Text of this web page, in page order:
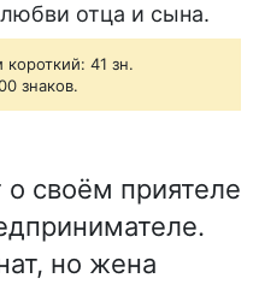
отца и сына.
41 зн.
знаков.
о своём приятеле
но жена